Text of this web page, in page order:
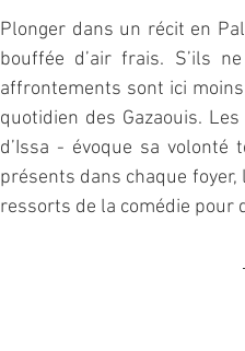
Plonger dans un récit en
bouffée d’air frais. S’ils
affrontements sont ici
quotidien des Gazaouis.
d’Issa - évoque sa volonté
présents dans chaque
ressorts de la comédie pour